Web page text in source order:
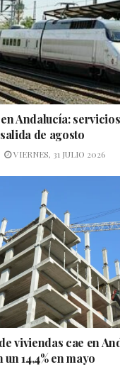
Andalucía:
de agosto
VIERNES, 31 JULIO 2026
viviendas cae en
14,4% en mayo